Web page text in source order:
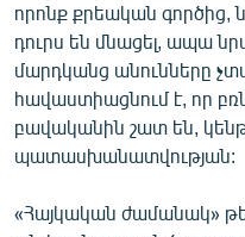
որոնք քրեական
դուրս են մնացել, ապա
մարդկանց անունները
հավաստիացնում է, որ
բավականին շատ են,
պատասխանատվության:
«Հայկական ժամանակ»